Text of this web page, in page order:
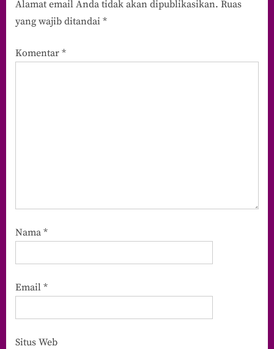
Alamat email Anda tidak akan dipublikasikan. Ruas
yang wajib ditandai *
Komentar *
Nama *
Email *
Situs Web